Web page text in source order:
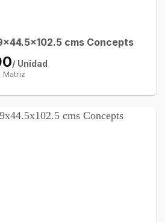
cms Concepts
/ Unidad
Matriz